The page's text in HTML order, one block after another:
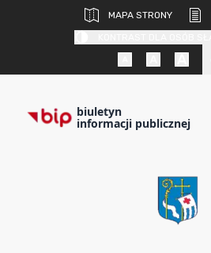
MAPA STRONY
biuletyn
informacji publicznej